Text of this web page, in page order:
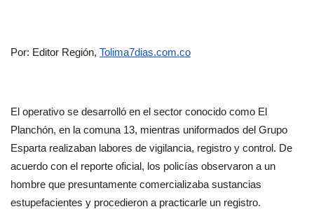
Por: Editor Región, Tolima7dias.com.co
El operativo se desarrolló en el sector conocido como El
Planchón, en la comuna 13, mientras uniformados del Grupo
Esparta realizaban labores de vigilancia, registro y control. De
acuerdo con el reporte oficial, los policías observaron a un
hombre que presuntamente comercializaba sustancias
estupefacientes y procedieron a practicarle un registro.